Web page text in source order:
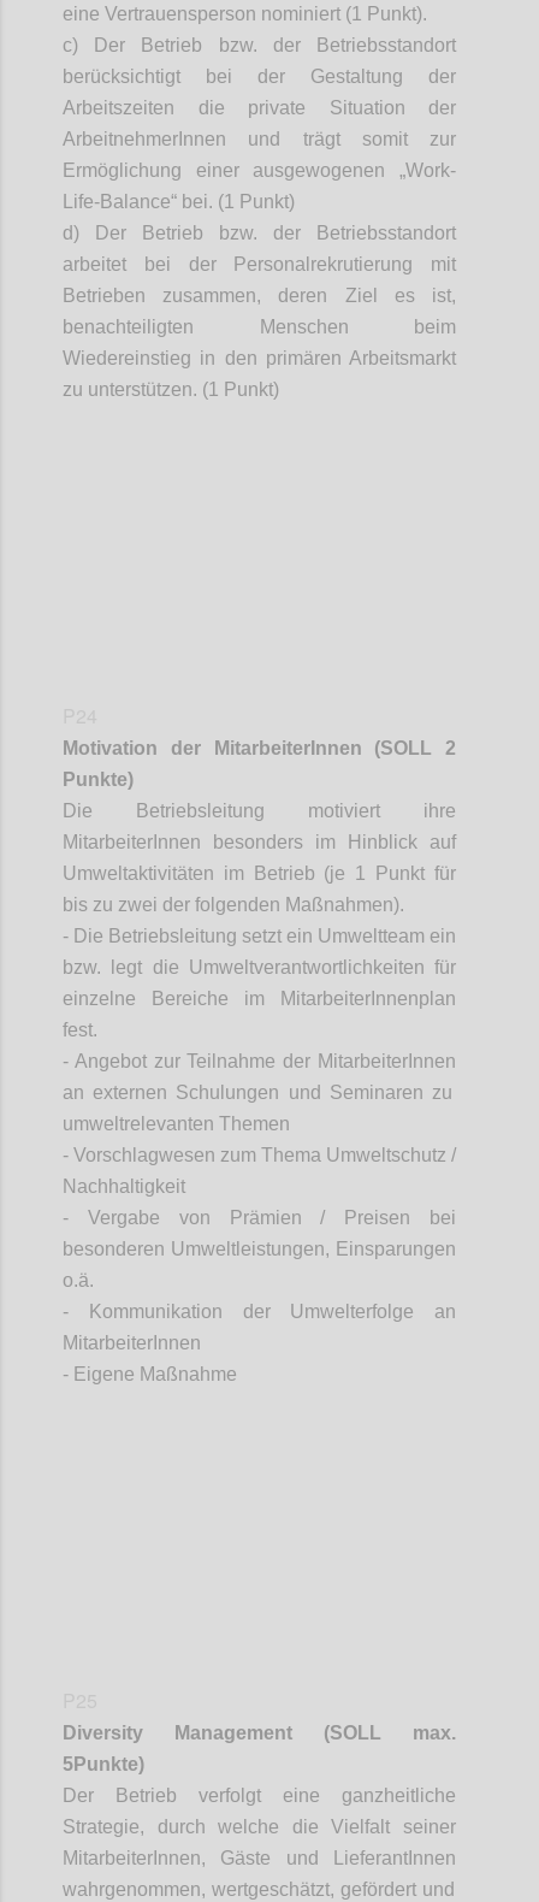
eine Vertrauensperson nominiert (1 Punkt).
c) Der Betrieb bzw. der Betriebsstandort
berücksichtigt bei der Gestaltung der
Arbeitszeiten die private Situation der
ArbeitnehmerInnen und trägt somit zur
Ermöglichung einer ausgewogenen „Work-
Life-Balance“ bei. (1 Punkt)
d) Der Betrieb bzw. der Betriebsstandort
arbeitet bei der Personalrekrutierung mit
Betrieben zusammen, deren Ziel es ist,
benachteiligten Menschen beim
Wiedereinstieg in den primären Arbeitsmarkt
zu unterstützen. (1 Punkt)
Motivation der MitarbeiterInnen (SOLL 2
Punkte)
Die Betriebsleitung motiviert ihre
MitarbeiterInnen besonders im Hinblick auf
Umweltaktivitäten im Betrieb (je 1 Punkt für
bis zu zwei der folgenden Maßnahmen).
- Die Betriebsleitung setzt ein Umweltteam ein
bzw. legt die Umweltverantwortlichkeiten für
einzelne Bereiche im
MitarbeiterInnenplan
fest.
- Angebot zur Teilnahme der MitarbeiterInnen
an externen Schulungen und Seminaren zu
umweltrelevanten Themen
- Vorschlagwesen zum Thema Umweltschutz /
Nachhaltigkeit
- Vergabe von Prämien / Preisen bei
besonderen Umweltleistungen, Einsparungen
o.ä.
- Kommunikation der Umwelterfolge an
MitarbeiterInnen
- Eigene Maßnahme
Diversity Management (SOLL max.
5Punkte)
Der Betrieb verfolgt eine ganzheitliche
Strategie, durch welche die Vielfalt seiner
MitarbeiterInnen, Gäste und
LieferantInnen
wahrgenommen, wertgeschätzt, gefördert und